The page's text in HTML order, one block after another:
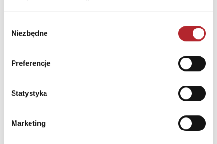
zgody
Niezbędne
Preferencje
Statystyka
Marketing
SPÓŁKA KOMANDYTOWA
Ulica
Miasto
INNI KLIENCI KUPOWALI